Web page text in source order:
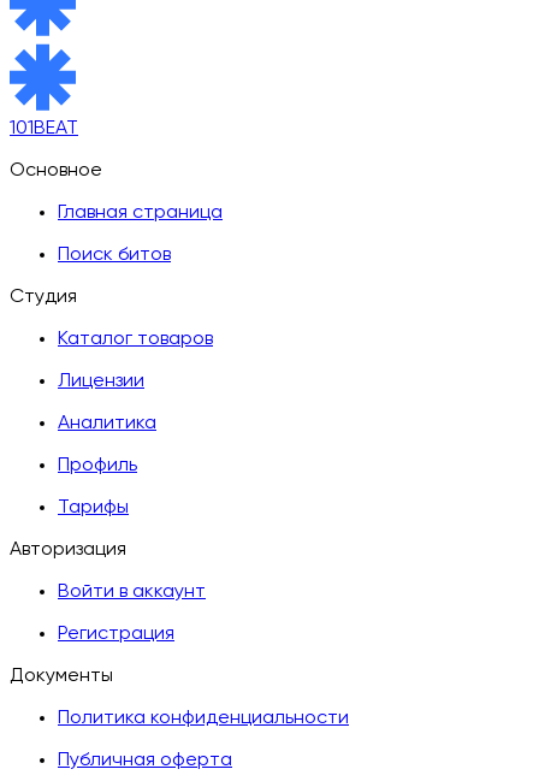
101BEAT
Основное
Главная страница
Поиск битов
Студия
Каталог товаров
Лицензии
Аналитика
Профиль
Тарифы
Авторизация
Войти в аккаунт
Регистрация
Документы
Политика конфиденциальности
Публичная оферта